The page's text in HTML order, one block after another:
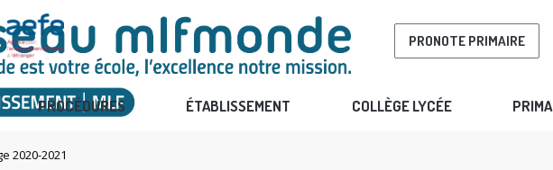
PRONOTE PRIMAIRE
PROCÉDURES ÉTABLISSEMENT COLLÈGE LYCÉE
2020-2021